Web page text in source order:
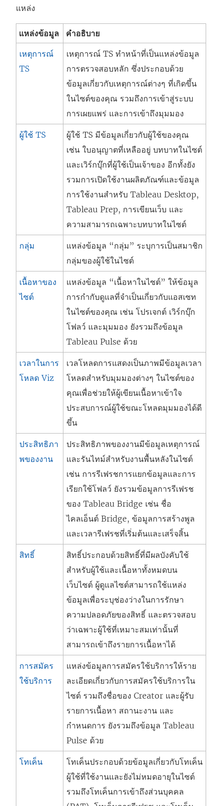
แหล่ง
แหล่งข้อมูล คำอธิบาย
เหตุการณ์
TS
เหตุการณ์ TS ทำหน้าที่เป็นแหล่งข้อมูล
การตรวจสอบหลัก ซึ่งประกอบด้วย
ข้อมูลเกี่ยวกับเหตุการณ์ต่างๆ ที่เกิดขึ้น
ในไซต์ของคุณ รวมถึงการเข้าสู่ระบบ
การเผยแพร่ และการเข้าถึงมุมมอง
ผู้ใช้ TS
ผู้ใช้ TS มีข้อมูลเกี่ยวกับผู้ใช้ของคุณ
เช่น ใบอนุญาตที่เหลืออยู่ บทบาทในไซต์
และเวิร์กบุ๊กที่ผู้ใช้เป็นเจ้าของ อีกทั้งยัง
รวมการเปิดใช้งานผลิตภัณฑ์และข้อมูล
การใช้งานสำหรับ Tableau Desktop,
Tableau Prep, การเขียนเว็บ และ
ความสามารถเฉพาะบทบาทในไซต์
กลุ่ม
แหล่งข้อมูล “กลุ่ม” ระบุการเป็นสมาชิก
กลุ่มของผู้ใช้ในไซต์
เนื้อหาของ
ไซต์
แหล่งข้อมูล “เนื้อหาในไซต์” ให้ข้อมูล
การกำกับดูแลที่จำเป็นเกี่ยวกับแอสเซท
ในไซต์ของคุณ เช่น โปรเจกต์ เวิร์กบุ๊ก
โฟลว์ และมุมมอง ยังรวมถึงข้อมูล
Tableau Pulse ด้วย
เวลาในการ
โหลด Viz
เวลโหลดการแสดงเป็นภาพมีข้อมูลเวลา
โหลดสำหรับมุมมองต่างๆ ในไซต์ของ
คุณเพื่อช่วยให้ผู้เขียนเนื้อหาเข้าใจ
ประสบการณ์ผู้ใช้ขณะโหลดมุมมองได้ดี
ขึ้น
ประสิทธิภา
พของงาน
ประสิทธิภาพของงานมีข้อมูลเหตุการณ์
และรันไทม์สำหรับงานพื้นหลังในไซต์
เช่น การรีเฟรชการแยกข้อมูลและการ
เรียกใช้โฟลว์ ยังรวมข้อมูลการรีเฟรช
ของ Tableau Bridge เช่น ชื่อ
ไคลเอ็นต์ Bridge, ข้อมูลการสร้างพูล
และเวลารีเฟรชที่เริ่มต้นและเสร็จสิ้น
สิทธิ์
สิทธิ์ประกอบด้วยสิทธิ์ที่มีผลบังคับใช้
สำหรับผู้ใช้และเนื้อหาทั้งหมดบน
เว็บไซต์ ผู้ดูแลไซต์สามารถใช้แหล่ง
ข้อมูลเพื่อระบุช่องว่างในการรักษา
ความปลอดภัยของสิทธิ์ และตรวจสอบ
ว่าเฉพาะผู้ใช้ที่เหมาะสมเท่านั้นที่
สามารถเข้าถึงรายการเนื้อหาได้
การสมัคร
ใช้บริการ
แหล่งข้อมูลการสมัครใช้บริการให้ราย
ละเอียดเกี่ยวกับการสมัครใช้บริการใน
ไซต์ รวมถึงชื่อของ Creator และผู้รับ
รายการเนื้อหา สถานะงาน และ
กำหนดการ ยังรวมถึงข้อมูล Tableau
Pulse ด้วย
โทเค็น
โทเค็นประกอบด้วยข้อมูลเกี่ยวกับโทเค็น
ผู้ใช้ที่ใช้งานและยังไม่หมดอายุในไซต์
รวมถึงโทเค็นการเข้าถึงส่วนบุคคล